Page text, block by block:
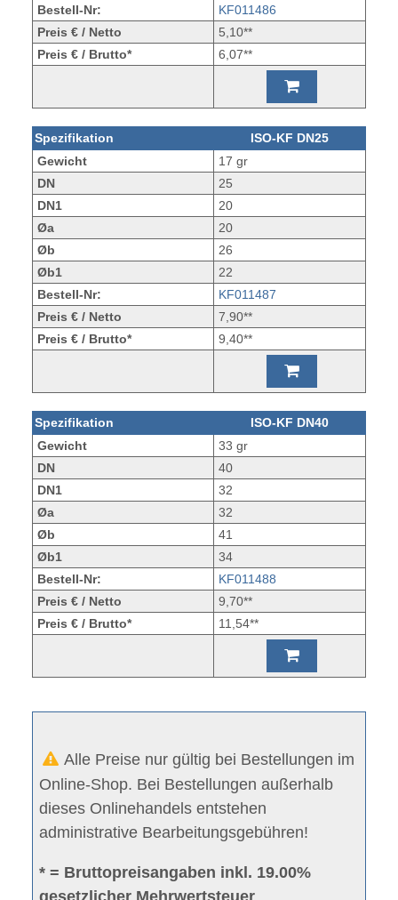
Bestell-Nr:
KF011486
Preis € / Netto
5,10**
Preis € / Brutto*
6,07**
Spezifikation
ISO-KF DN25
Gewicht
17 gr
DN
25
DN1
20
Øa
20
Øb
26
Øb1
22
Bestell-Nr:
KF011487
Preis € / Netto
7,90**
Preis € / Brutto*
9,40**
Spezifikation
ISO-KF DN40
Gewicht
33 gr
DN
40
DN1
32
Øa
32
Øb
41
Øb1
34
Bestell-Nr:
KF011488
Preis € / Netto
9,70**
Preis € / Brutto*
11,54**
Alle Preise nur gültig bei Bestellungen im
Online-Shop. Bei Bestellungen außerhalb
dieses Onlinehandels entstehen
administrative Bearbeitungsgebühren!
* = Bruttopreisangaben inkl. 19.00%